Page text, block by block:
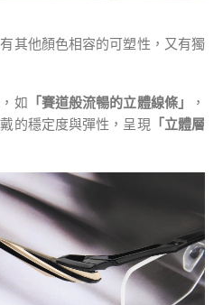
其他顏色相容的可塑性，又有獨
如 「賽道般流暢的立體線條」
，
的穩定度與彈性，呈現「立體層